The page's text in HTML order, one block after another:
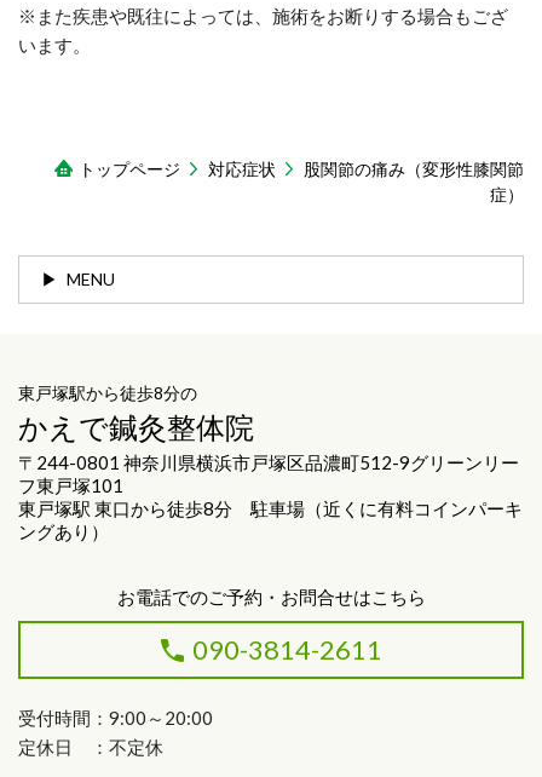
※また疾患や既往によっては、施術をお断りする場合もござ
います。
トップページ 対応症状
股関節の痛み（変形性膝関節
症）
MENU
東戸塚駅から徒歩8分の
かえで鍼灸整体院
〒244-0801 神奈川県横浜市戸塚区品濃町512-9グリーンリー
フ東戸塚101
東戸塚駅 東口から徒歩8分 駐車場（近くに有料コインパーキ
ングあり）
お電話でのご予約・お問合せはこちら
090-3814-2611
受付時間：9:00～20:00
定休日 ：不定休